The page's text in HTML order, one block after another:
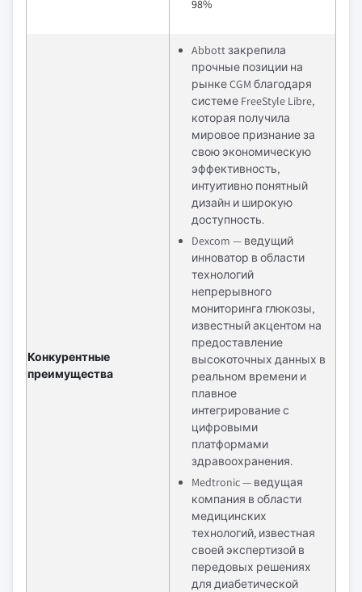
98%
Конкурентные
преимущества
Abbott закрепила
прочные позиции на
рынке CGM благодаря
системе FreeStyle Libre,
которая получила
мировое признание за
свою экономическую
эффективность,
интуитивно понятный
дизайн и широкую
доступность.
Dexcom — ведущий
инноватор в области
технологий
непрерывного
мониторинга глюкозы,
известный акцентом на
предоставление
высокоточных данных в
реальном времени и
плавное
интегрирование с
цифровыми
платформами
здравоохранения.
Medtronic — ведущая
компания в области
медицинских
технологий, известная
своей экспертизой в
передовых решениях
для диабетической